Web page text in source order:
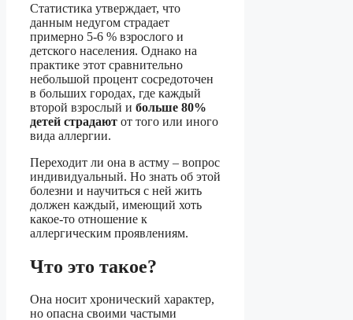
Статистика утверждает, что
данным недугом страдает
примерно 5-6 % взрослого и
детского населения. Однако на
практике этот сравнительно
небольшой процент сосредоточен
в больших городах, где каждый
второй взрослый и больше 80%
детей страдают от того или иного
вида аллергии.
Переходит ли она в астму – вопрос
индивидуальный. Но знать об этой
болезни и научиться с ней жить
должен каждый, имеющий хоть
какое-то отношение к
аллергическим проявлениям.
Что это такое?
Она носит хронический характер,
но опасна своими частыми